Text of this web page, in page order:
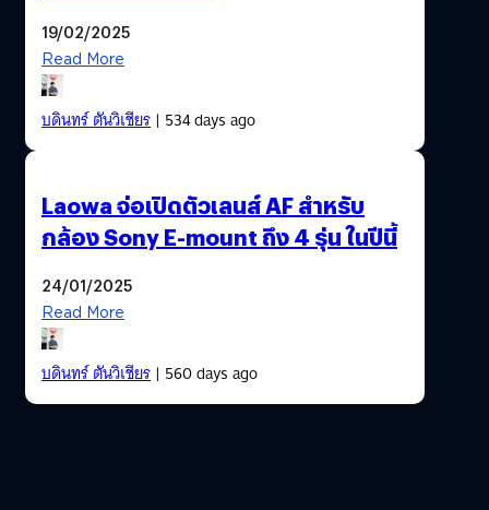
19/02/2025
Read More
บดินทร์ ตันวิเชียร| 534 days ago
Laowa จ่อเปิดตัวเลนส์ AF สำหรับ
กล้อง Sony E-mount ถึง 4 รุ่น ในปีนี้
24/01/2025
Read More
บดินทร์ ตันวิเชียร| 560 days ago